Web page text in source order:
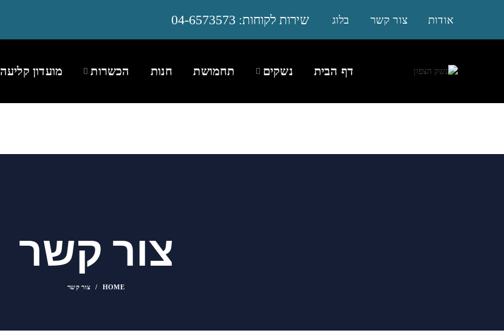
אודות צור קשר בלוג שירות לקוחות: 04-6573573
דף הבית נשקים תחמושת חנות הכשרות מועדון קליעה
צור קשר
HOME צור קשר